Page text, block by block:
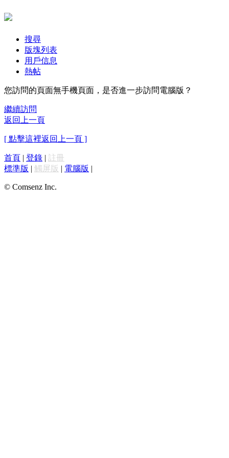
搜尋
版塊列表
用戶信息
熱帖
您訪問的頁面無手機頁面，是否進一步訪問電腦版？
繼續訪問
返回上一頁
[ 點擊這裡返回上一頁 ]
首頁 | 登錄 | 註冊
標準版 | 觸屏版 | 電腦版 |
© Comsenz Inc.